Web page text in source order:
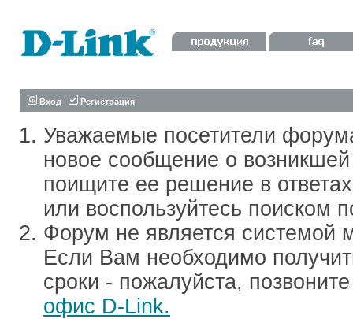
Вход Регистрация
Уважаемые посетители
новое сообщение о
поищите ее решение в
или воспользуйтесь поиском
Форум не является системой
Если Вам необходимо
сроки - пожалуйста,
офис D-Link.